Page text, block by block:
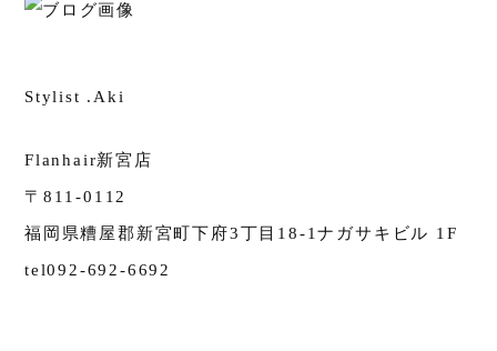
Stylist .Aki
Flanhair新宮店
〒811-0112
福岡県糟屋郡新宮町下府3丁目18-1ナガサキビル 1F
tel092-692-6692